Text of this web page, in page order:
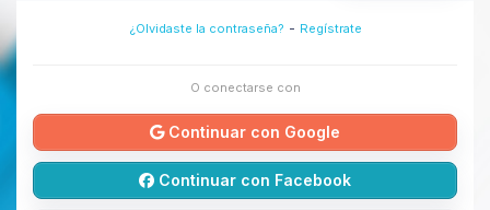
¿Olvidaste la contraseña? - Regístrate
O conectarse con
Continuar con Google
Continuar con Facebook